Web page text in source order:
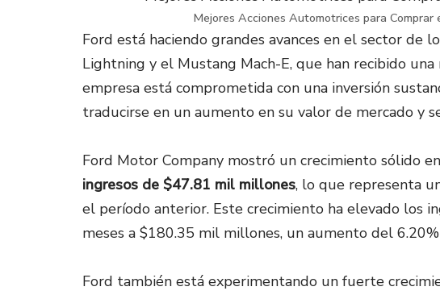
Mejores Acciones Automotrices para Comprar
Ford está haciendo grandes avances en el sector de
Lightning y el Mustang Mach-E, que han recibido
empresa está comprometida con una inversión
traducirse en un aumento en su valor de mercado y
Ford Motor Company mostró un crecimiento sólido
ingresos de $47.81 mil millones, lo que representa
el período anterior. Este crecimiento ha elevado los
meses a $180.35 mil millones, un aumento del
Ford también está experimentando un fuerte